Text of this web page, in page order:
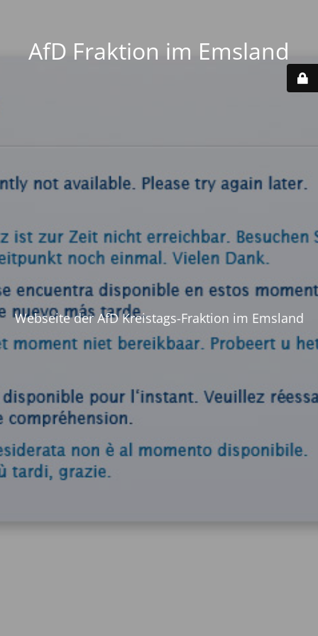
AfD Fraktion im Emsland
Webseite der AfD Kreistags-Fraktion im Emsland